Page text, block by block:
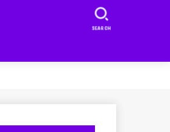
SEARCH